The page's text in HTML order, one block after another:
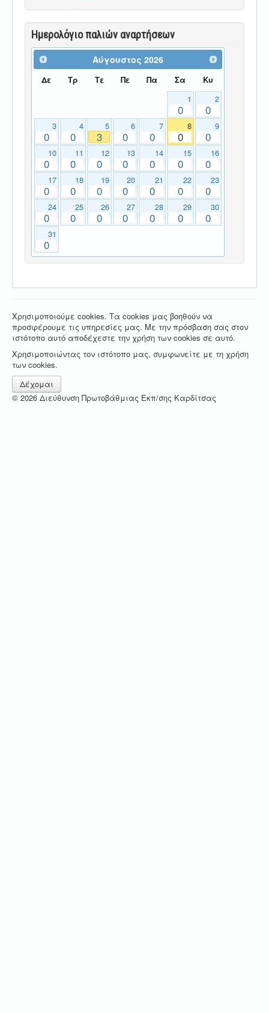
Ημερολόγιο παλιών αναρτήσεων
Αύγουστος 2026
Δε Τρ Τε Πε Πα Σα Κυ
1
0
2
0
3
0
4
0
5
3
6
0
7
0
8
0
9
0
10
0
11
0
12
0
13
0
14
0
15
0
16
0
17
0
18
0
19
0
20
0
21
0
22
0
23
0
24
0
25
0
26
0
27
0
28
0
29
0
30
0
31
0
Χρησιμοποιούμε cookies. Τα cookies μας βοηθούν να
προσφέρουμε τις υπηρεσίες μας. Με την πρόσβαση σας στον
ιστότοπο αυτό αποδέχεστε την χρήση των cookies σε αυτό.
Χρησιμοποιώντας τον ιστότοπο μας, συμφωνείτε με τη χρήση
των cookies.
Δέχομαι
© 2026 Διεύθυνση Πρωτοβάθμιας Εκπ/σης Καρδίτσας